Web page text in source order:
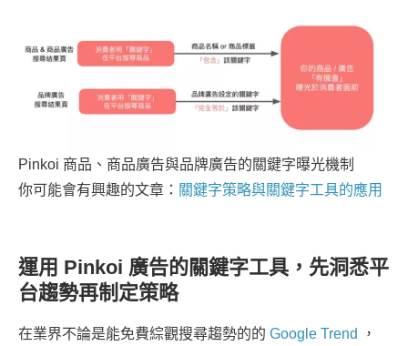
Pinkoi 商品、商品廣告與品牌廣告的關鍵字曝光機制
你可能會有興趣的文章： 關鍵字策略與關鍵字工具的應用
運用 Pinkoi 廣告的關鍵字工具，先洞悉平
台趨勢再制定策略
在業界不論是能免費綜觀搜尋趨勢的的 Google Trend
，